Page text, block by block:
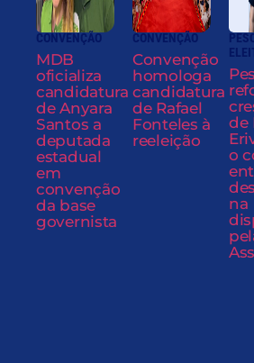
CONVENÇÃO
MDB
oficializa
candidatura
de Anyara
Santos a
deputada
estadual
em
convenção
da base
governista
CONVENÇÃO
Convenção
homologa
candidatura
de Rafael
Fonteles à
reeleição
de
o
na